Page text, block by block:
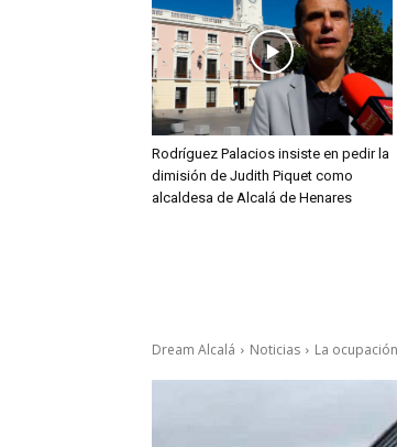
Rodríguez Palacios insiste en pedir la
dimisión de Judith Piquet como
alcaldesa de Alcalá de Henares